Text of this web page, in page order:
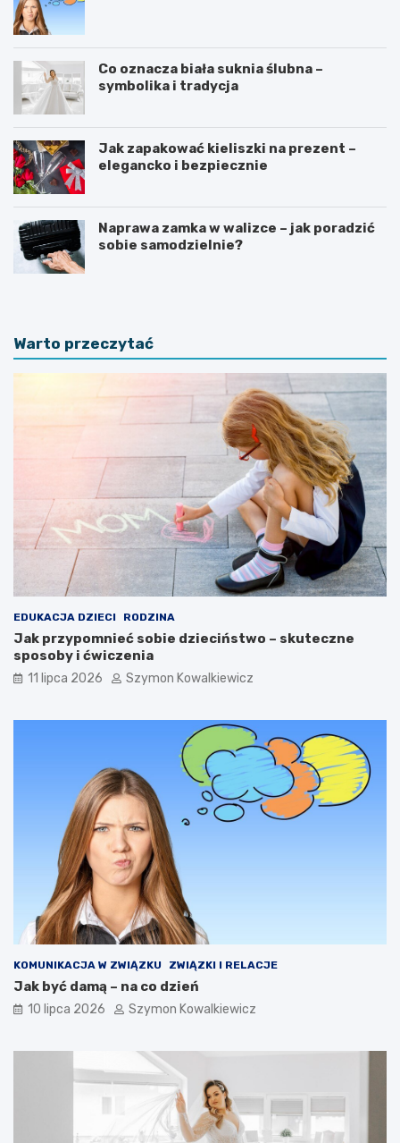
Co oznacza biała suknia ślubna –
symbolika i tradycja
Jak zapakować kieliszki na prezent –
elegancko i bezpiecznie
Naprawa zamka w walizce – jak poradzić
sobie samodzielnie?
Warto przeczytać
EDUKACJA DZIECI RODZINA
Jak przypomnieć sobie dzieciństwo – skuteczne
sposoby i ćwiczenia
11 lipca 2026 Szymon Kowalkiewicz
KOMUNIKACJA W ZWIĄZKU ZWIĄZKI I RELACJE
Jak być damą – na co dzień
10 lipca 2026 Szymon Kowalkiewicz